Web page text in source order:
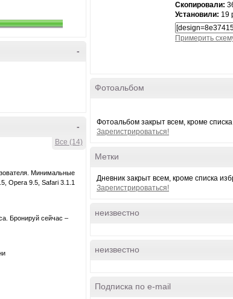
-
-
Все (14)
Минимальные
Opera 9.5, Safari 3.1.1
Бронируй сейчас –
Скопировали:
Установили: 19
Примерить
Фотоальбом
Фотоальбом закрыт всем, кроме
Зарегистрироваться!
Метки
Дневник закрыт всем, кроме списка
Зарегистрироваться!
неизвестно
неизвестно
Подписка по e-mail